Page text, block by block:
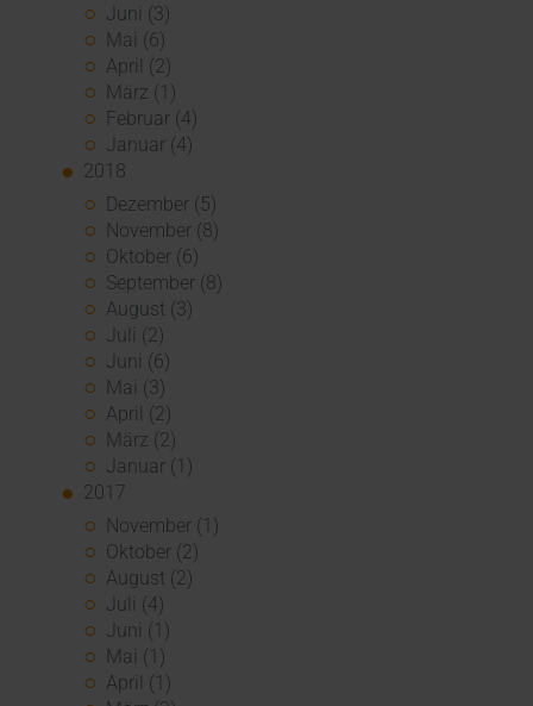
Juni (3)
Mai (6)
April (2)
März (1)
Februar (4)
Januar (4)
2018
Dezember (5)
November (8)
Oktober (6)
September (8)
August (3)
Juli (2)
Juni (6)
Mai (3)
April (2)
März (2)
Januar (1)
2017
November (1)
Oktober (2)
August (2)
Juli (4)
Juni (1)
Mai (1)
April (1)